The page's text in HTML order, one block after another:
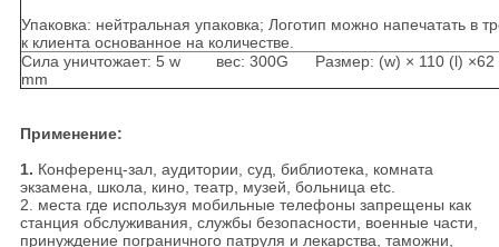
Упаковка: нейтральная упаковка; Логотип можно напечатать в
к клиента основанное на количестве.
Сила уничтожает: 5 w вес: 300G Размер: (w) × 110 (l) ×62
mm
Применение:
1. Конференц-зал, аудитории, суд, библиотека, комната
экзамена, школа, кино, театр, музей, больница etc.
2. места где используя мобильные телефоны запрещены как
станция обслуживания, службы безопасности, военные части,
принуждение пограничного патруля и лекарства, таможни,